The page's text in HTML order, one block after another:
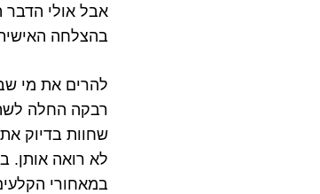
אבל אולי
בהצלחה
להרים את מי
רבקה החלה
שחוות בדיוק
לא רואה אותן.
במאחורי